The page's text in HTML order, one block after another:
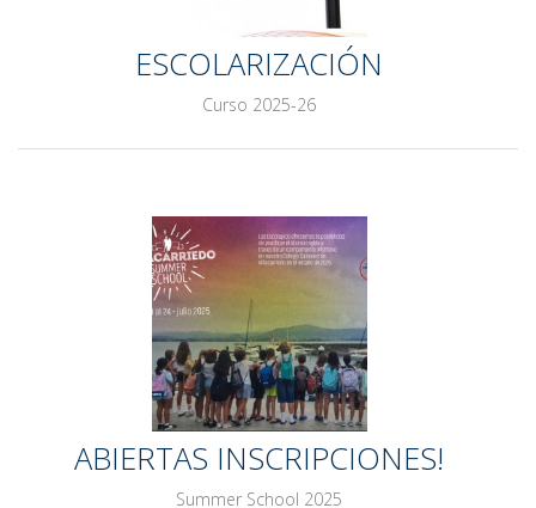
ESCOLARIZACIÓN
Curso 2025-26
ABIERTAS INSCRIPCIONES!
Summer School 2025